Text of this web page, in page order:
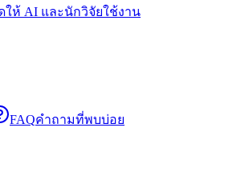
ดให้ AI และนักวิจัยใช้งาน
FAQคำถามที่พบบ่อย